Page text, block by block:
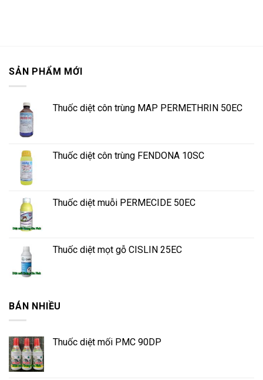
SẢN PHẨM MỚI
Thuốc diệt côn trùng MAP PERMETHRIN 50EC
Thuốc diệt côn trùng FENDONA 10SC
Thuốc diệt muỗi PERMECIDE 50EC
Thuốc diệt mọt gỗ CISLIN 25EC
BÁN NHIỀU
Thuốc diệt mối PMC 90DP